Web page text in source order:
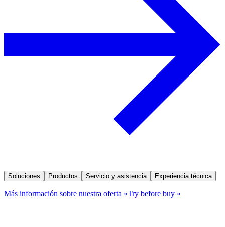
Soluciones Productos Servicio y asistencia Experiencia técnica
Más información sobre nuestra oferta «Try before buy »